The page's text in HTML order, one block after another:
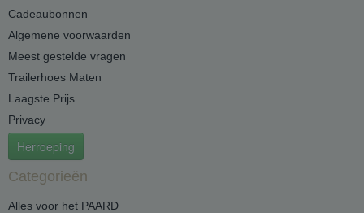
Cadeaubonnen
Algemene voorwaarden
Meest gestelde vragen
Trailerhoes Maten
Laagste Prijs
Privacy
Herroeping
Categorieën
Alles voor het PAARD